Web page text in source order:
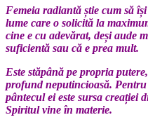
Femeia radiantă știe cum să
lume care o solicită la
cine e cu adevărat, deși aude
suficientă sau că e prea mult.
Este stăpână pe propria
profund neputincioasă.
pântecul ei este sursa creației
Spiritul vine în materie.